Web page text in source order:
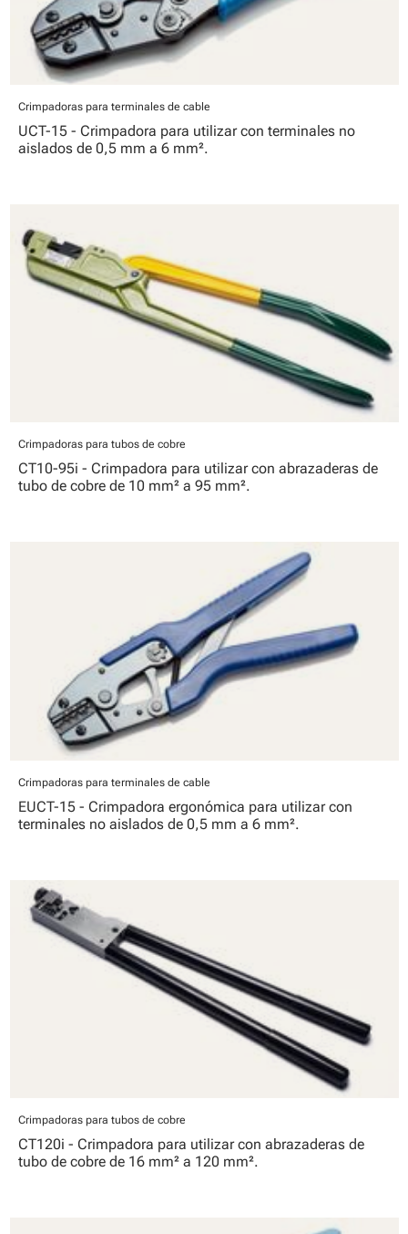
Crimpadoras para terminales de cable
UCT-15 - Crimpadora para utilizar con terminales no
aislados de 0,5 mm a 6 mm².
Crimpadoras para tubos de cobre
CT10-95i - Crimpadora para utilizar con abrazaderas de
tubo de cobre de 10 mm² a 95 mm².
Crimpadoras para terminales de cable
EUCT-15 - Crimpadora ergonómica para utilizar con
terminales no aislados de 0,5 mm a 6 mm².
Crimpadoras para tubos de cobre
CT120i - Crimpadora para utilizar con abrazaderas de
tubo de cobre de 16 mm² a 120 mm².